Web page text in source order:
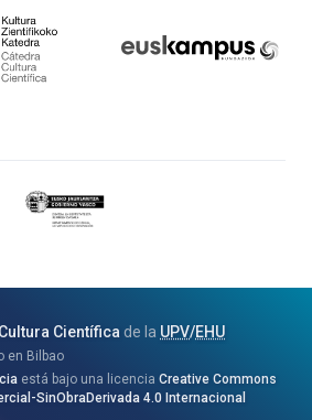
Eusko
Jaurlaritza
eta
Berrikuntza
Saila
Científica de la UPV/EHU
en Bilbao
está bajo una licencia Creative Commons
SinObraDerivada 4.0 Internacional